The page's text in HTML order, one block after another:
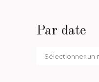
Par date
Par